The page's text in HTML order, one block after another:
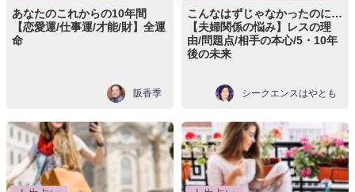
あなたのこれからの10年間
【恋愛運/仕事運/才能/財】全運
命
阪香季
こんなはずじゃなかったのに…
【夫婦関係の悩み】レスの理
由/問題点/相手の本心/5・10年
後の未来
シークエンスはやとも